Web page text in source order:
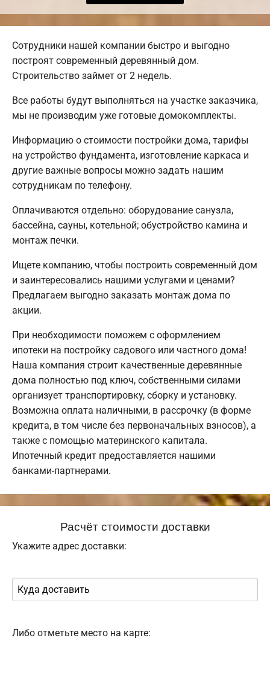
Сотрудники нашей компании быстро и выгодно
построят современный деревянный дом.
Строительство займет от 2 недель.
Все работы будут выполняться на участке заказчика,
мы не производим уже готовые домокомплекты.
Информацию о стоимости постройки дома, тарифы
на устройство фундамента, изготовление каркаса и
другие важные вопросы можно задать нашим
сотрудникам по телефону.
Оплачиваются отдельно: оборудование санузла,
бассейна, сауны, котельной; обустройство камина и
монтаж печки.
Ищете компанию, чтобы построить современный дом
и заинтересовались нашими услугами и ценами?
Предлагаем выгодно заказать монтаж дома по
акции.
При необходимости поможем с оформлением
ипотеки на постройку садового или частного дома!
Наша компания строит качественные деревянные
дома полностью под ключ, собственными силами
организует транспортировку, сборку и установку.
Возможна оплата наличными, в рассрочку (в форме
кредита, в том числе без первоначальных взносов), а
также с помощью материнского капитала.
Ипотечный кредит предоставляется нашими
банками-партнерами.
Расчёт стоимости доставки
Укажите адрес доставки:
Либо отметьте место на карте: